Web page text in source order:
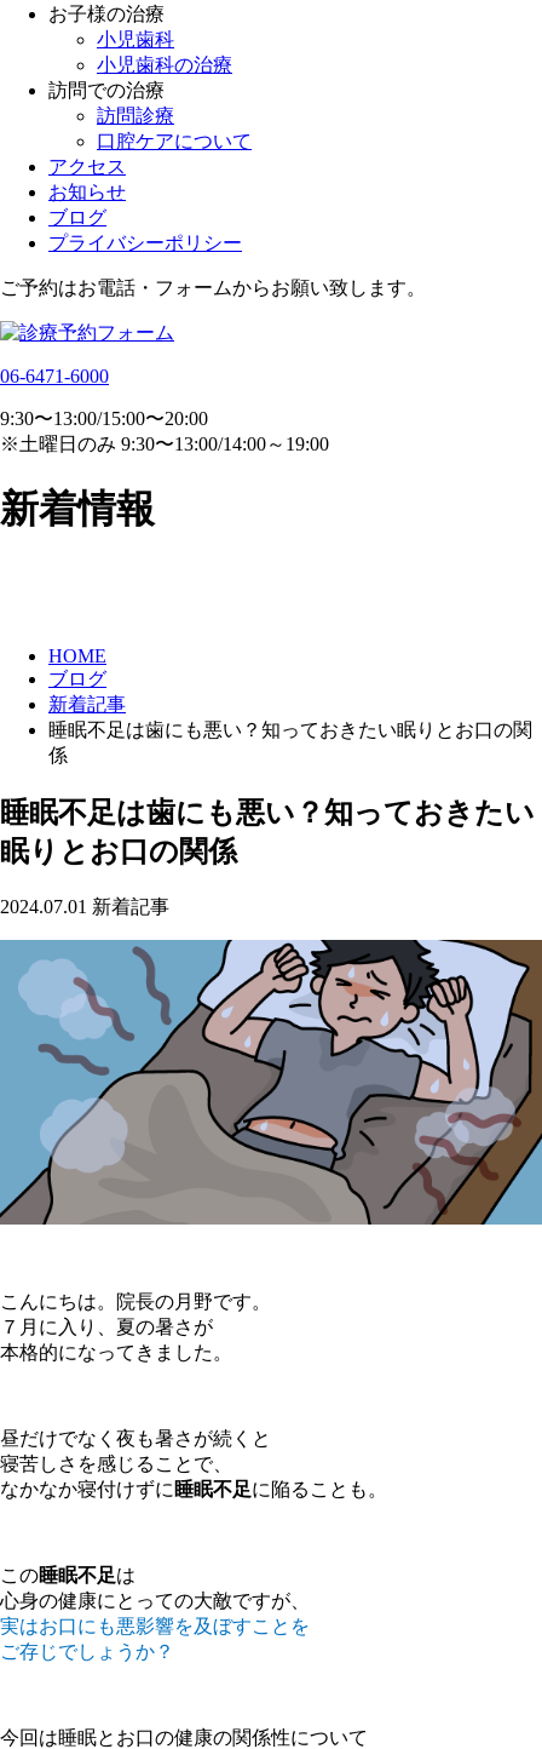
お子様の治療
小児歯科
小児歯科の治療
訪問での治療
訪問診療
口腔ケアについて
アクセス
お知らせ
ブログ
プライバシーポリシー
ご予約はお電話・フォームからお願い致します。
06-6471-6000
9:30〜13:00/15:00〜20:00
※土曜日のみ 9:30〜13:00/14:00～19:00
新着情報
HOME
ブログ
新着記事
睡眠不足は歯にも悪い？知っておきたい眠りとお口の関
係
睡眠不足は歯にも悪い？知っておきたい
眠りとお口の関係
2024.07.01 新着記事
こんにちは。院長の月野です。
７月に入り、夏の暑さが
本格的になってきました。
昼だけでなく夜も暑さが続くと
寝苦しさを感じることで、
なかなか寝付けずに 睡眠不足に陥ることも。
この睡眠不足は
心身の健康にとっての大敵ですが、
実はお口にも悪影響を及ぼすことを
ご存じでしょうか？
今回は睡眠とお口の健康の関係性について